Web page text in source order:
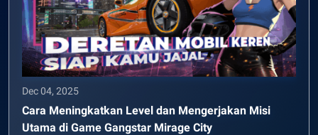
Dec 04, 2025
Cara Meningkatkan Level dan Mengerjakan Misi
Utama di Game Gangstar Mirage City